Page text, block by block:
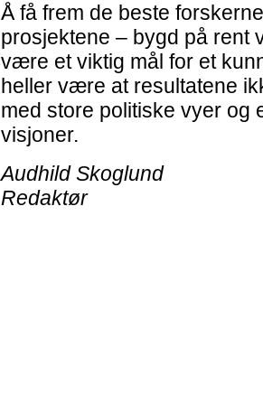
Å få frem de beste
prosjektene – bygd på rent
være et viktig mål for et
heller være at resultatene
med store politiske vyer og
visjoner.
Audhild Skoglund
Redaktør